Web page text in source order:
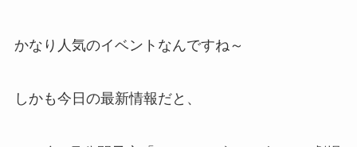
かなり人気のイベントなんですね～
しかも今日の最新情報だと、